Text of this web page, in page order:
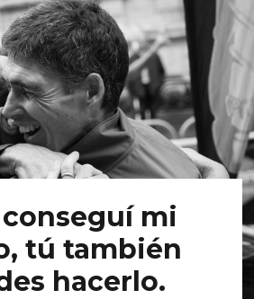
mi
tú también
hacerlo.